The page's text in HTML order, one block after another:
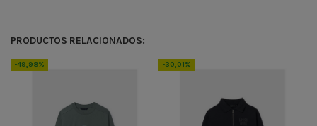
PRODUCTOS RELACIONADOS:
-49,98% -30,01%